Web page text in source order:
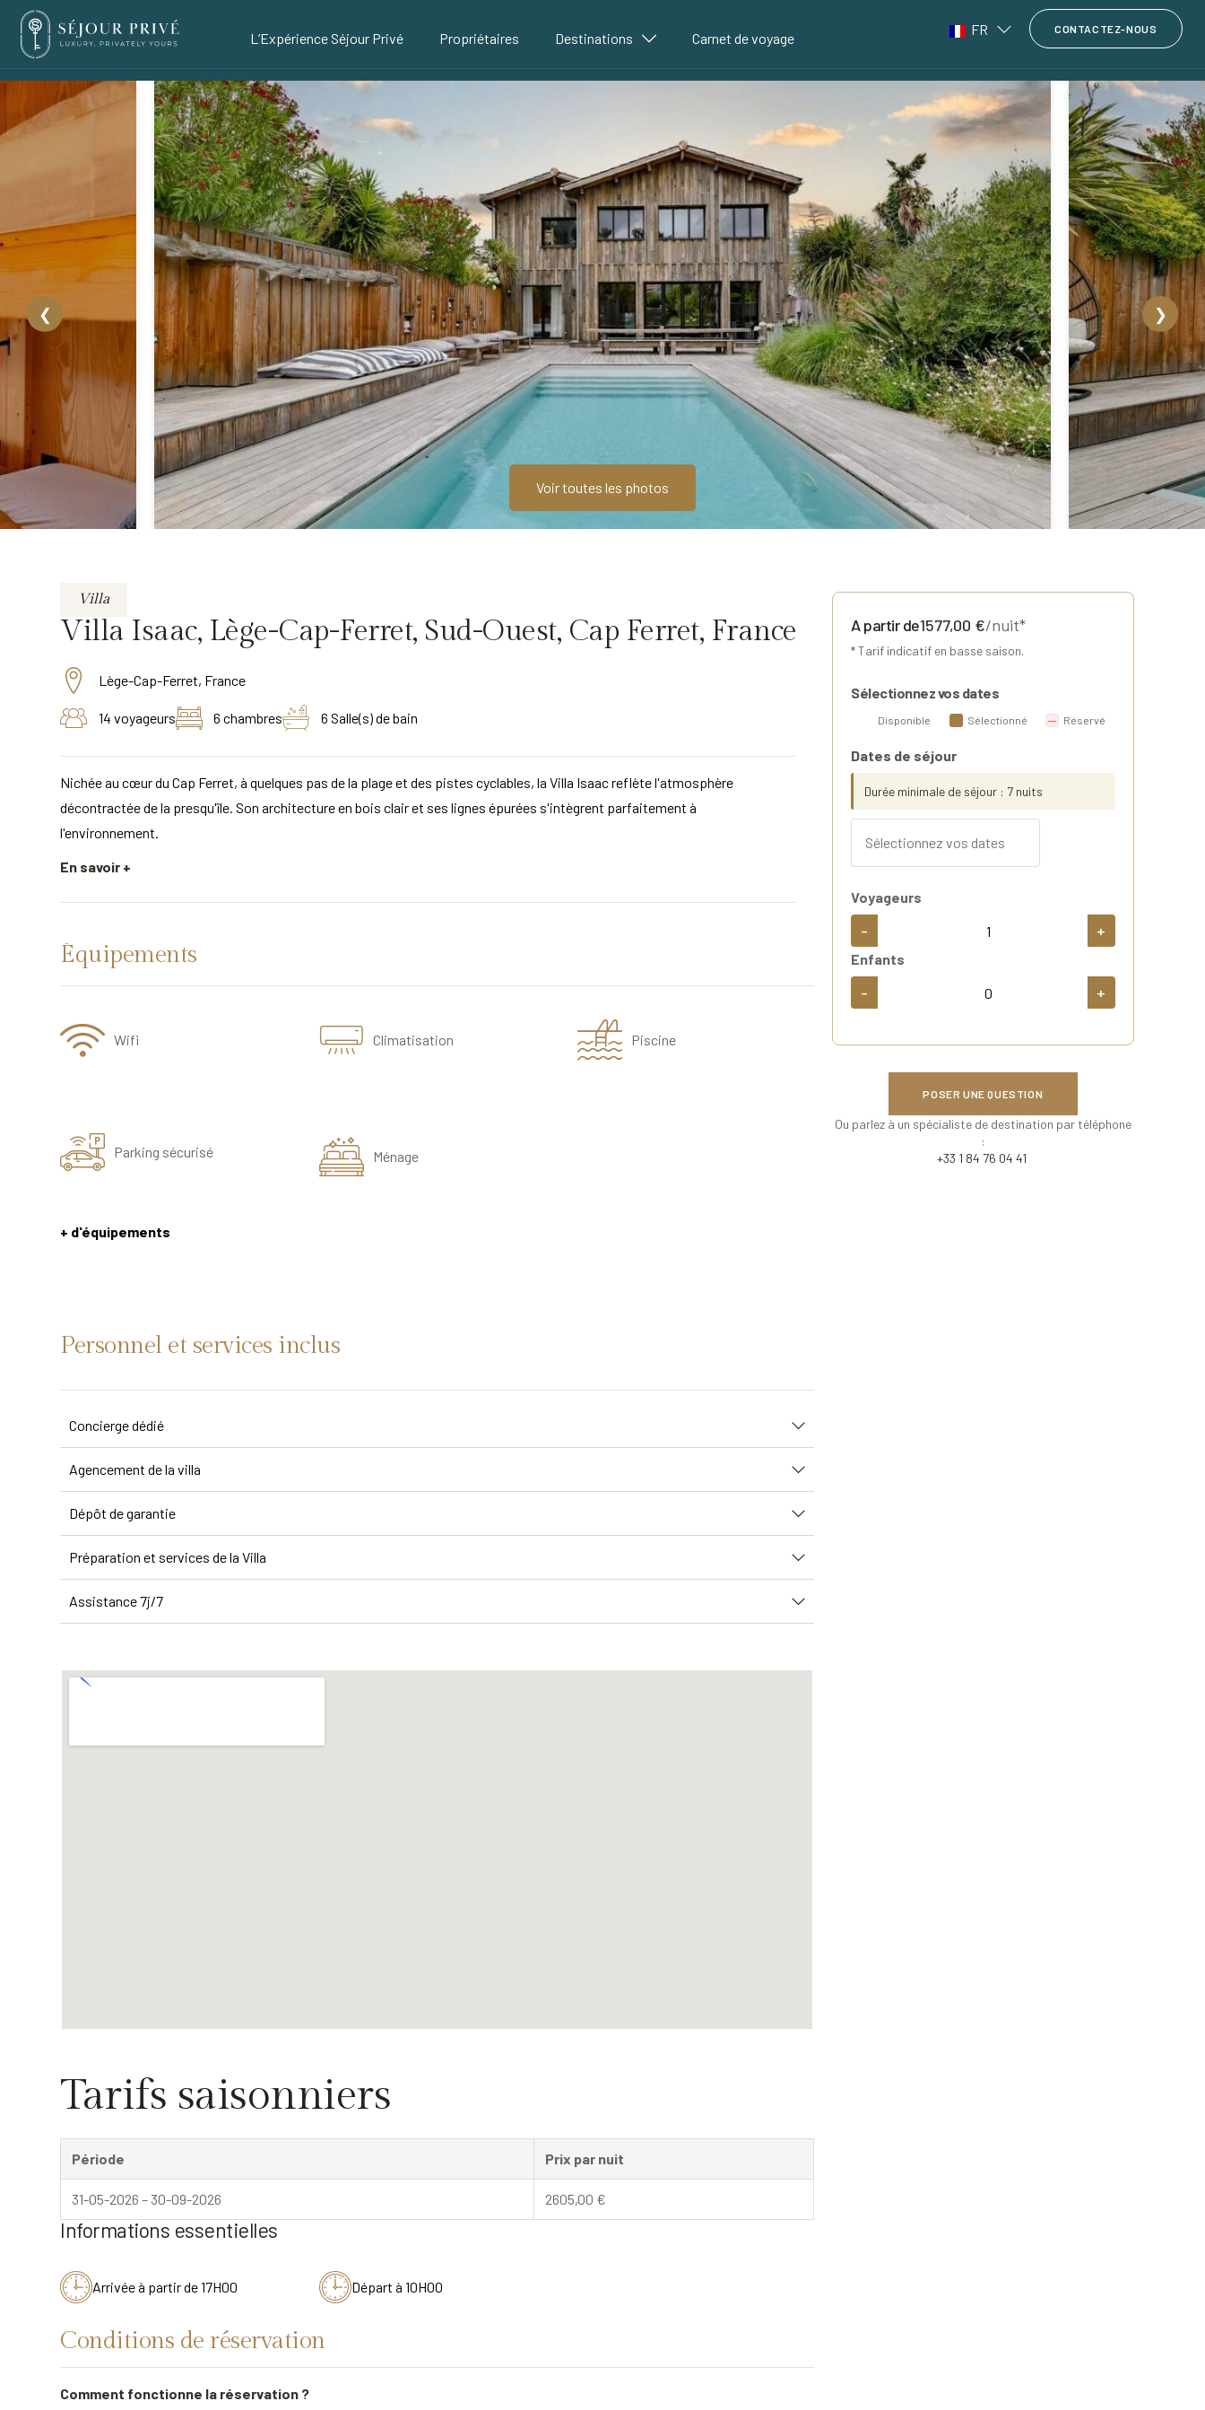
L’Expérience Séjour Privé Propriétaires Destinations Carnet de voyage
FR CONTACTEZ-NOUS
❮ ❯
Voir toutes les photos
Villa
Villa Isaac, Lège-Cap-Ferret, Sud-Ouest, Cap Ferret, France
Lège-Cap-Ferret, France
14 voyageurs 6 chambres 6 Salle(s) de bain
Nichée au cœur du Cap Ferret, à quelques pas de la plage et des pistes cyclables, la Villa Isaac reflète l'atmosphère
décontractée de la presqu'île. Son architecture en bois clair et ses lignes épurées s'intègrent parfaitement à
l'environnement.
En savoir +
Équipements
Wifi Climatisation Piscine
Parking sécurisé Ménage
+ d'équipements
Personnel et services inclus
Concierge dédié
Agencement de la villa
Dépôt de garantie
Préparation et services de la Villa
Assistance 7j/7
Tarifs saisonniers
Période Prix par nuit
31-05-2026 – 30-09-2026 2605,00 €
Informations essentielles
Arrivée à partir de 17H00 Départ à 10H00
Conditions de réservation
Comment fonctionne la réservation ?
A partir de1577,00 €/nuit*
* Tarif indicatif en basse saison.
Sélectionnez vos dates
Disponible Sélectionné Réservé
Dates de séjour
Durée minimale de séjour : 7 nuits
Voyageurs
- +
Enfants
- +
POSER UNE QUESTION
Ou parlez à un spécialiste de destination par téléphone
:
+33 1 84 76 04 41